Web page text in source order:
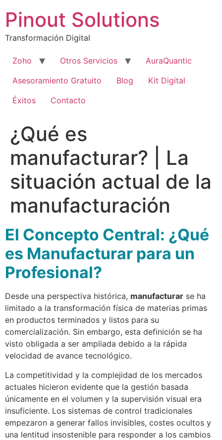
Pinout Solutions
Transformación Digital
Zoho Otros Servicios
AuraQuantic
Asesoramiento Gratuito
Blog
Kit Digital
Éxitos
Contacto
¿Qué es
manufacturar? | La
situación actual de la
manufacturación
El Concepto Central: ¿Qué
es Manufacturar para un
Profesional?
Desde una perspectiva histórica, manufacturar se ha
limitado a la transformación física de materias primas
en productos terminados y listos para su
comercialización. Sin embargo, esta definición se ha
visto obligada a ser ampliada debido a la rápida
velocidad de avance tecnológico.
La competitividad y la complejidad de los mercados
actuales hicieron evidente que la gestión basada
únicamente en el volumen y la supervisión visual era
insuficiente. Los sistemas de control tradicionales
empezaron a generar fallos invisibles, costes ocultos y
una lentitud insostenible para responder a los cambios